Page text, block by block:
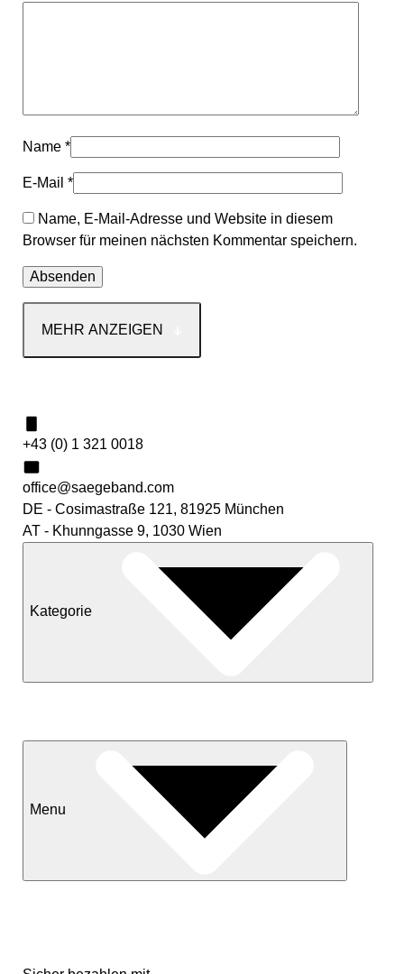
Name *
E-Mail *
Name, E-Mail-Adresse und Website in diesem
Browser für meinen nächsten Kommentar speichern.
MEHR ANZEIGEN
+43 (0) 1 321 0018
office@saegeband.com
DE - Cosimastraße 121, 81925 München
AT - Khunngasse 9, 1030 Wien
Kategorie
Menu